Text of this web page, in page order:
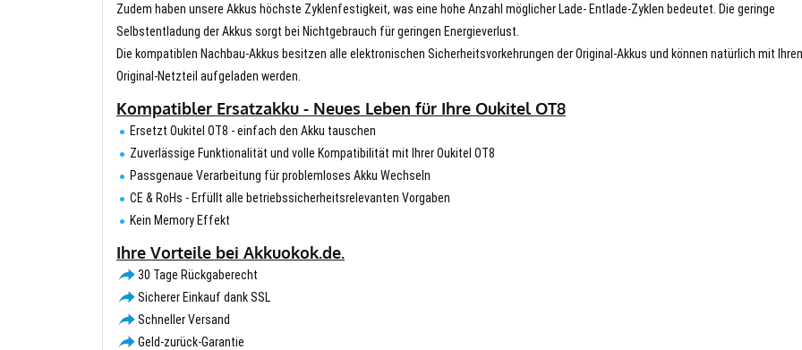
Zudem haben unsere Akkus höchste Zyklenfestigkeit, was eine hohe Anzahl möglicher Lade- Entlade-Zyklen bedeutet. Die geringe
Selbstentladung der Akkus sorgt bei Nichtgebrauch für geringen Energieverlust.
Die kompatiblen Nachbau-Akkus besitzen alle elektronischen Sicherheitsvorkehrungen der Original-Akkus und können natürlich mit
Original-Netzteil aufgeladen werden.
Kompatibler Ersatzakku - Neues Leben für Ihre Oukitel OT8
Ersetzt Oukitel OT8 - einfach den Akku tauschen
Zuverlässige Funktionalität und volle Kompatibilität mit Ihrer Oukitel OT8
Passgenaue Verarbeitung für problemloses Akku Wechseln
CE & RoHs - Erfüllt alle betriebssicherheitsrelevanten Vorgaben
Kein Memory Effekt
Ihre Vorteile bei Akkuokok.de.
30 Tage Rückgaberecht
Sicherer Einkauf dank SSL
Schneller Versand
Geld-zurück-Garantie